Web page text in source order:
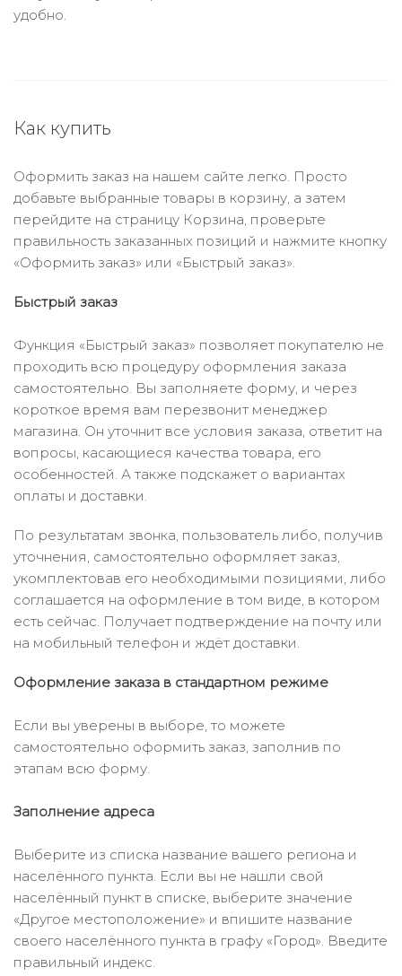
удобно.
Как купить
Оформить заказ на нашем сайте легко. Просто
добавьте выбранные товары в корзину, а затем
перейдите на страницу Корзина, проверьте
правильность заказанных позиций и нажмите кнопку
«Оформить заказ» или «Быстрый заказ».
Быстрый заказ
Функция «Быстрый заказ» позволяет покупателю не
проходить всю процедуру оформления заказа
самостоятельно. Вы заполняете форму, и через
короткое время вам перезвонит менеджер
магазина. Он уточнит все условия заказа, ответит на
вопросы, касающиеся качества товара, его
особенностей. А также подскажет о вариантах
оплаты и доставки.
По результатам звонка, пользователь либо, получив
уточнения, самостоятельно оформляет заказ,
укомплектовав его необходимыми позициями, либо
соглашается на оформление в том виде, в котором
есть сейчас. Получает подтверждение на почту или
на мобильный телефон и ждёт доставки.
Оформление заказа в стандартном режиме
Если вы уверены в выборе, то можете
самостоятельно оформить заказ, заполнив по
этапам всю форму.
Заполнение адреса
Выберите из списка название вашего региона и
населённого пункта. Если вы не нашли свой
населённый пункт в списке, выберите значение
«Другое местоположение» и впишите название
своего населённого пункта в графу «Город». Введите
правильный индекс.